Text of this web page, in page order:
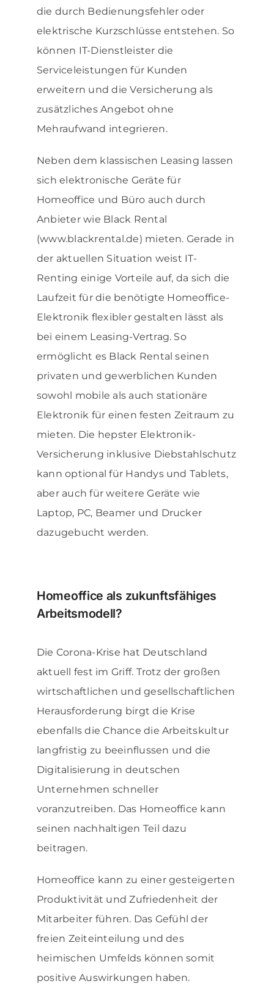
die durch Bedienungsfehler oder
elektrische Kurzschlüsse entstehen. So
können IT-Dienstleister die
Serviceleistungen für Kunden
erweitern und die Versicherung als
zusätzliches Angebot ohne
Mehraufwand integrieren.
Neben dem klassischen Leasing lassen
sich elektronische Geräte für
Homeoffice und Büro auch durch
Anbieter wie Black Rental
(www.blackrental.de) mieten. Gerade in
der aktuellen Situation weist IT-
Renting einige Vorteile auf, da sich die
Laufzeit für die benötigte Homeoffice-
Elektronik flexibler gestalten lässt als
bei einem Leasing-Vertrag. So
ermöglicht es Black Rental seinen
privaten und gewerblichen Kunden
sowohl mobile als auch stationäre
Elektronik für einen festen Zeitraum zu
mieten. Die hepster Elektronik-
Versicherung inklusive Diebstahlschutz
kann optional für Handys und Tablets,
aber auch für weitere Geräte wie
Laptop, PC, Beamer und Drucker
dazugebucht werden.
Homeoffice als zukunftsfähiges
Arbeitsmodell?
Die Corona-Krise hat Deutschland
aktuell fest im Griff. Trotz der großen
wirtschaftlichen und gesellschaftlichen
Herausforderung birgt die Krise
ebenfalls die Chance die Arbeitskultur
langfristig zu beeinflussen und die
Digitalisierung in deutschen
Unternehmen schneller
voranzutreiben. Das Homeoffice kann
seinen nachhaltigen Teil dazu
beitragen.
Homeoffice kann zu einer gesteigerten
Produktivität und Zufriedenheit der
Mitarbeiter führen. Das Gefühl der
freien Zeiteinteilung und des
heimischen Umfelds können somit
positive Auswirkungen haben.